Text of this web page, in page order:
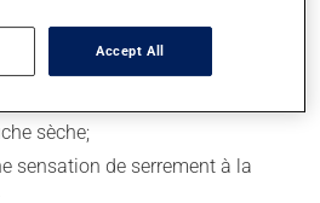
et une diminution
sèche;
sensation de serrement à la
Accept All